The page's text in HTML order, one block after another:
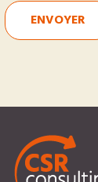
ENVOYER